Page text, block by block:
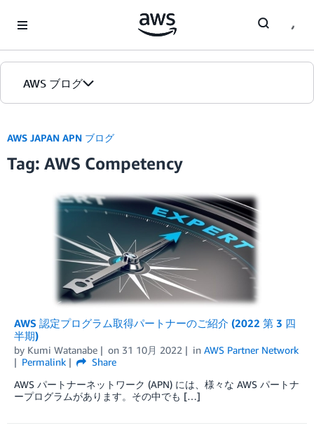
AWS ブログ
カテゴリ
エディション
AWS JAPAN APN ブログ
Tag: AWS Competency
AWS 認定プログラム取得パートナーのご紹介 (2022 第 3 四
半期)
by Kumi Watanabe on 31 10月 2022 in AWS Partner Network
Permalink
Share
AWS パートナーネットワーク (APN) には、様々な AWS パートナ
ープログラムがあります。その中でも […]